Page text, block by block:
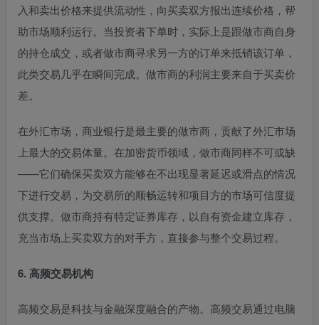
入和卖出价格来提供流动性，向买卖双方报出连续价格，帮
助市场顺利运行。当投资者下单时，实际上是跟做市商自身
的持仓成交，或者做市商寻求另一方的订单来抵销该订单，
此类交易几乎在瞬间完成。做市商的利润主要来自于买卖价
差。
在外汇市场，商业银行是最主要的做市商，贡献了外汇市场
上最大的交易体量。在加密货币领域，做市商同样不可或缺
——它们确保买卖双方能够在不出现显著延迟或滑点的情况
下进行交易，为交易所的顺畅运转和项目方的市场可信度提
供支撑。做市商持有特定证券库存，以自有资金建立库存，
充当市场上买卖双方的对手方，直接参与整个交易过程。
6. 高频交易机构
高频交易是科技与金融深度融合的产物。高频交易通过电脑